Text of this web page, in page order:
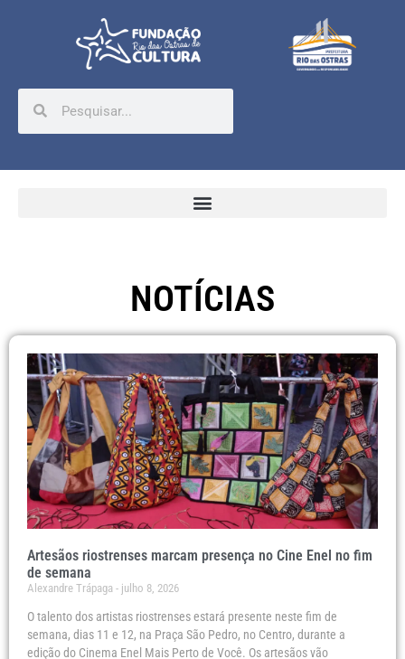
NOTÍCIAS
Artesãos riostrenses marcam presença no Cine Enel no fim
de semana
Alexandre Trápaga julho 8, 2026
O talento dos artistas riostrenses estará presente neste fim de
semana, dias 11 e 12, na Praça São Pedro, no Centro, durante a
edição do Cinema Enel Mais Perto de Você. Os artesãos vão